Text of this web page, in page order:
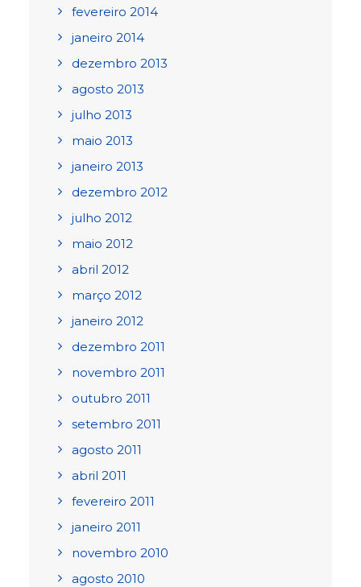
fevereiro 2014
janeiro 2014
dezembro 2013
agosto 2013
julho 2013
maio 2013
janeiro 2013
dezembro 2012
julho 2012
maio 2012
abril 2012
março 2012
janeiro 2012
dezembro 2011
novembro 2011
outubro 2011
setembro 2011
agosto 2011
abril 2011
fevereiro 2011
janeiro 2011
novembro 2010
agosto 2010